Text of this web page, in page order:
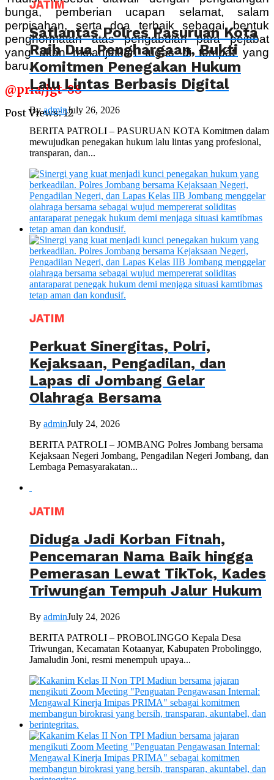
bunga, pemberian ucapan selamat, salam
perpisahan, serta doa terbaik sebagai bentuk
penghormatan atas pengabdian para pejabat
yang akan melanjutkan tugas di tempat yang
baru.
@pria/jgt-88
Post Views: 12
JATIM
Satlantas Polres Pasuruan Kota
Raih Dua Penghargaan, Bukti
Komitmen Penegakan Hukum
Lalu Lintas Berbasis Digital
ByadminJuly 26, 2026
BERITA PATROLI – PASURUAN KOTA Komitmen dalam
mewujudkan penegakan hukum lalu lintas yang profesional,
transparan, dan...
JATIM
Perkuat Sinergitas, Polri,
Kejaksaan, Pengadilan, dan
Lapas di Jombang Gelar
Olahraga Bersama
By adminJuly 24, 2026
BERITA PATROLI – JOMBANG Polres Jombang bersama
Kejaksaan Negeri Jombang, Pengadilan Negeri Jombang, dan
Lembaga Pemasyarakatan...
JATIM
Diduga Jadi Korban Fitnah,
Pencemaran Nama Baik hingga
Pemerasan Lewat TikTok, Kades
Triwungan Tempuh Jalur Hukum
By adminJuly 24, 2026
BERITA PATROLI – PROBOLINGGO Kepala Desa
Triwungan, Kecamatan Kotaanyar, Kabupaten Probolinggo,
Jamaludin Joni, resmi menempuh upaya...